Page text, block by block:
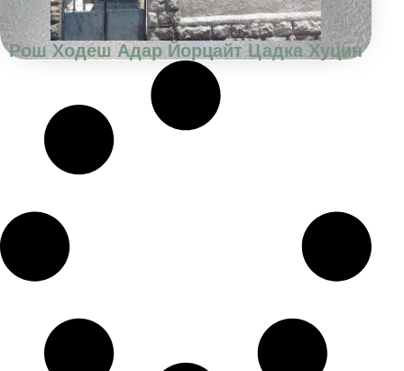
Рош Ходеш Адар Йорцайт Цадка Хуцин